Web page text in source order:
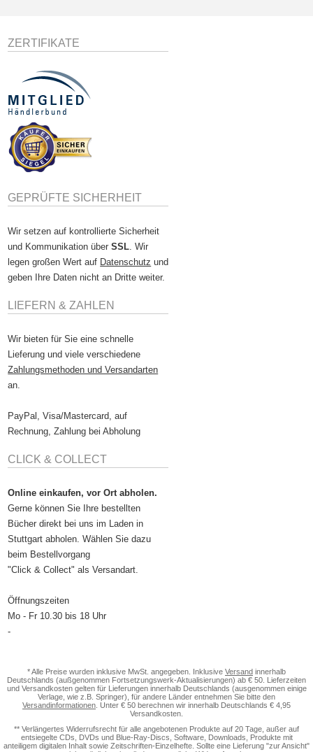
ZERTIFIKATE
GEPRÜFTE SICHERHEIT
Wir setzen auf kontrollierte Sicherheit
und Kommunikation überSSL . Wir
legen großen Wert auf Datenschutz und
geben Ihre Daten nicht an Dritte weiter.
LIEFERN & ZAHLEN
Wir bieten für Sie eine schnelle
Lieferung und viele verschiedene
Zahlungsmethoden und Versandarten
an.
PayPal, Visa/Mastercard, auf
Rechnung, Zahlung bei Abholung
CLICK & COLLECT
Online einkaufen, vor Ort abholen.
Gerne können Sie Ihre bestellten
Bücher direkt bei uns im Laden in
Stuttgart abholen. Wählen Sie dazu
beim Bestellvorgang
"Click & Collect" als Versandart.
Öffnungszeiten
Mo - Fr 10.30 bis 18 Uhr
-
* Alle Preise wurden inklusive MwSt. angegeben. Inklusive Versand innerhalb
Deutschlands (außgenommen Fortsetzungswerk-Aktualisierungen) ab € 50. Lieferzeiten
und Versandkosten gelten für Lieferungen innerhalb Deutschlands (ausgenommen einige
Verlage, wie z.B. Springer), für andere Länder entnehmen Sie bitte den
Versandinformationen . Unter € 50 berechnen wir innerhalb Deutschlands € 4,95
Versandkosten.
** Verlängertes Widerrufsrecht für alle angebotenen Produkte auf 20 Tage, außer auf
entsiegelte CDs, DVDs und Blue-Ray-Discs, Software, Downloads, Produkte mit
anteiligem digitalen Inhalt sowie Zeitschriften-Einzelhefte. Sollte eine Lieferung "zur Ansicht"